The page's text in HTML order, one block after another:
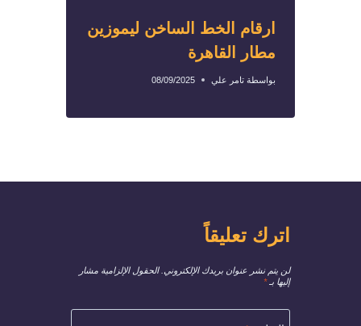
ارقام الخط الساخن ليموزين
مطار القاهرة
بواسطة تامر علي 08/09/2025
اترك تعليقاً
لن يتم نشر عنوان بريدك الإلكتروني. الحقول الإلزامية مشار
إليها بـ*